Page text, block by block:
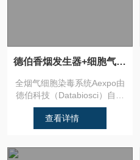
德伯香烟发生器+细胞气液面暴露装置=全烟气细胞染毒系统
全烟气细胞染毒系统Aexpo由
德伯科技（Databiosci）自主
研发，依据IS...
查看详情